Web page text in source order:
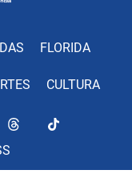
FLORIDA
CULTURA